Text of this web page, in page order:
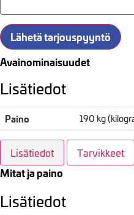
Lähetä tarjouspyyntö
Avainominaisuudet
Lisätiedot
Paino 190 kg
Lisätiedot Tarvikkeet
Mitat ja paino
Lisätiedot